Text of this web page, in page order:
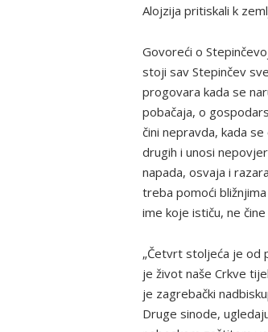
Alojzija pritiskali k
Govoreći o
stoji sav Stepinčev
progovara kada se
pobačaja, o
čini nepravda, kada
drugih i unosi
napada, osvaja i
treba pomoći
ime koje ističu, ne čine
„Četvrt stoljeća je od
je život naše Crkve
je zagrebački
Druge sinode,